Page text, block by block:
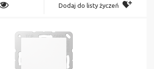
Dodaj do listy życzeń